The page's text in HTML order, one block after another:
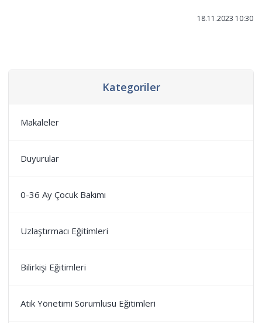
Kategoriler
Makaleler
Duyurular
0-36 Ay Çocuk Bakımı
Uzlaştırmacı Eğitimleri
Bilirkişi Eğitimleri
Atık Yönetimi Sorumlusu Eğitimleri
18.11.2023 10:30